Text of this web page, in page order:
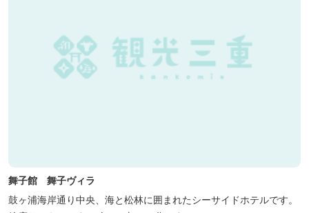
舞子館 舞子ヴィラ
鼓ヶ浦海岸通り中央、海と松林に囲まれたシーサイドホテルです。